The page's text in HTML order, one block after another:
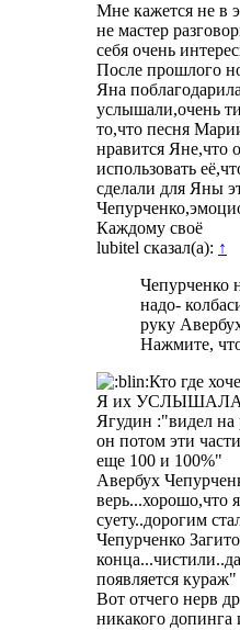
Мне кажется не в
не мастер
себя очень
После прошлого
Яна
услышали,очень
то,что песня
нравится Яне,что
использовать
сделали для Яны
Каждому своё
lubitel сказал(а): ↑
Чепурченко
надо-
руку
Нажмите,
Кто где
Я их УСЛЫШАЛА и
Ягудин :"видел на
он потом эти
еще 100 и 100%"
Авербух
верь...хорошо,что
суету..дорогим
Чепурченко
появляется кураж"
Вот отчего нерв
никакого допинга